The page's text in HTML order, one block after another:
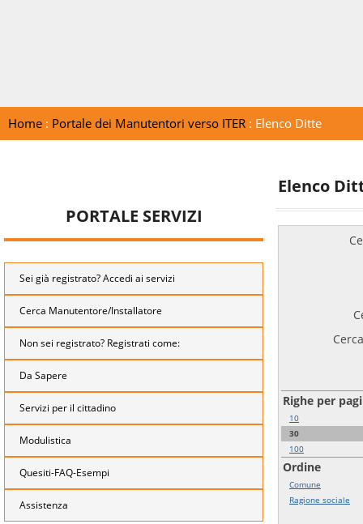
Home: Portale dei Manutentori verso ITER: Elenco Ditte
PORTALE SERVIZI
Sei già registrato? Accedi ai servizi
Cerca Manutentore/Installatore
Non sei registrato? Registrati come:
Da Sapere
Servizi per il cittadino
Modulistica
Quesiti-FAQ-Esempi
Assistenza
Elenco
Righe per
10
30
100
Ordine
Comune
Ragione sociale